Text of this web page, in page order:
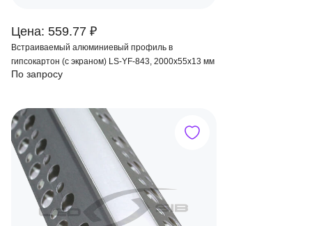
Цена: 559.77 ₽
Встраиваемый алюминиевый профиль в
гипсокартон (с экраном) LS-YF-843, 2000х55х13 мм
По запросу